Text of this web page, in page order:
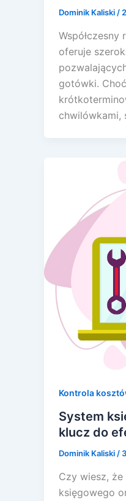
Dominik Kaliski/
Współczesny
oferuje
gotówki.
chwilówkami,
Kontrola
System
klucz do
Dominik Kaliski /
Czy wiesz,
księgowego